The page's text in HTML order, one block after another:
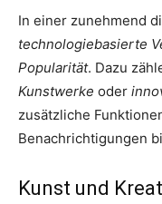
In einer zunehmend
technologiebasierte
Popularität. Dazu
Kunstwerke oder
zusätzliche
Benachrichtigungen
Kunst und